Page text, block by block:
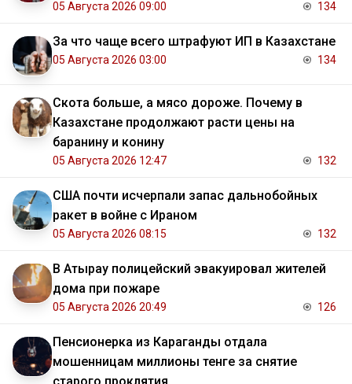
05 Августа 2026 09:00 134
За что чаще всего штрафуют ИП в Казахстане
05 Августа 2026 03:00 134
Скота больше, а мясо дороже. Почему в
Казахстане продолжают расти цены на
баранину и конину
05 Августа 2026 12:47 132
США почти исчерпали запас дальнобойных
ракет в войне с Ираном
05 Августа 2026 08:15 132
В Атырау полицейский эвакуировал жителей
дома при пожаре
05 Августа 2026 20:49 126
Пенсионерка из Караганды отдала
мошенницам миллионы тенге за снятие